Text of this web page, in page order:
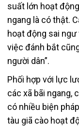
suất lớn hoạt
ngang là có thật.
hoạt động sai
việc đánh bắt
người dân”.
Phối hợp với lực
các xã bãi ngang,
có nhiều biện
tàu giã cào hoạt